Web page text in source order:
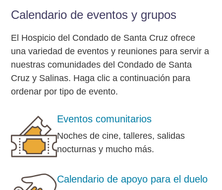
Calendario de eventos y grupos
El Hospicio del Condado de Santa Cruz ofrece
una variedad de eventos y reuniones para servir a
nuestras comunidades del Condado de Santa
Cruz y Salinas. Haga clic a continuación para
ordenar por tipo de evento.
Eventos comunitarios
Noches de cine, talleres, salidas
nocturnas y mucho más.
Calendario de apoyo para el duelo